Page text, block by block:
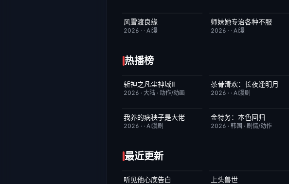
完结
风雪渡良缘
2026 · · AI漫
完结
师妹她专治各种不服
2026 · ·AI漫
热播榜
更新至第09集
斩神之凡尘神域Ⅱ
2026 · 大陆 · 动作/动画
完结 10.0
茶骨清欢：长夜逢明月
2026 · ·AI漫剧
完结 10.0
我养的病秧子是大佬
2026 · · AI漫剧
已完结
金特务：本色回归
2026 ·韩国 ·剧情/动作
最近更新
完结
听见他心底告白 完结
上头兽世